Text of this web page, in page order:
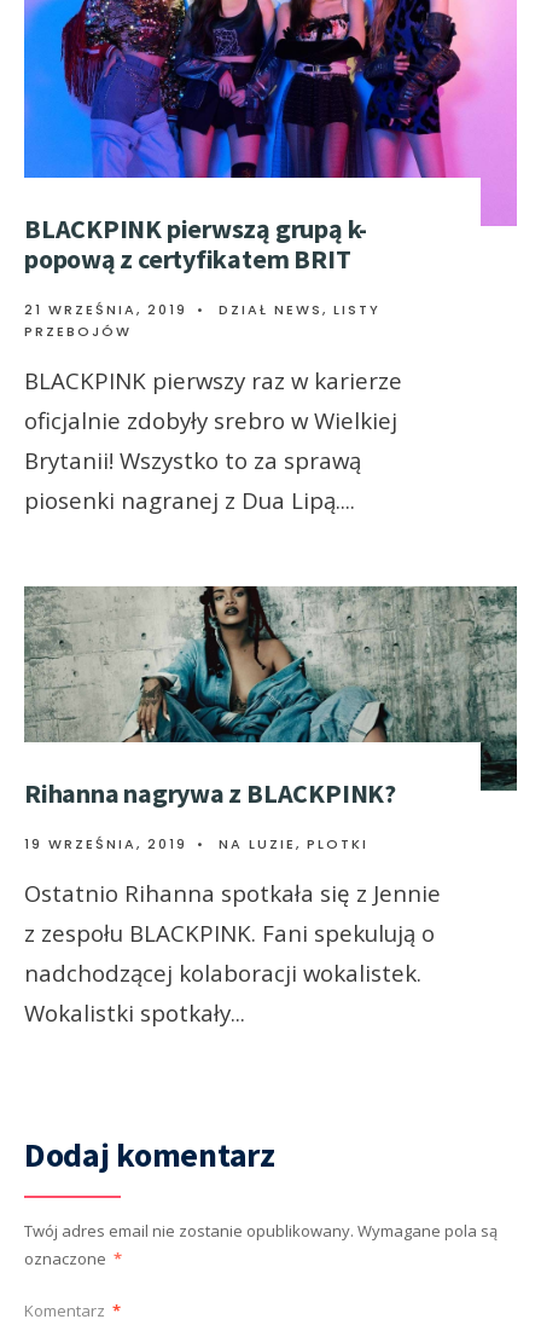
BLACKPINK pierwszą grupą k-
popową z certyfikatem BRIT
21 WRZEŚNIA, 2019 • DZIAŁ NEWS, LISTY
PRZEBOJÓW
BLACKPINK pierwszy raz w karierze
oficjalnie zdobyły srebro w Wielkiej
Brytanii! Wszystko to za sprawą
piosenki nagranej z Dua Lipą....
Rihanna nagrywa z BLACKPINK?
19 WRZEŚNIA, 2019 • NA LUZIE, PLOTKI
Ostatnio Rihanna spotkała się z Jennie
z zespołu BLACKPINK. Fani spekulują o
nadchodzącej kolaboracji wokalistek.
Wokalistki spotkały...
Dodaj komentarz
Twój adres email nie zostanie opublikowany. Wymagane pola są
oznaczone *
Komentarz *